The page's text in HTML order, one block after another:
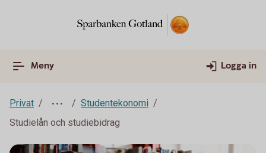
Meny Logga in
Privat
Studentekonomi
Studielån och studiebidrag